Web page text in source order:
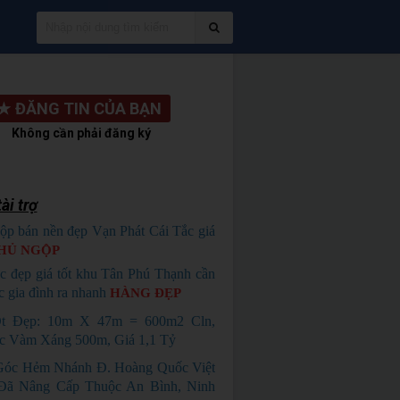
ĐĂNG TIN CỦA BẠN
Không cần phải đăng ký
trợ
bán nền đẹp Vạn Phát Cái Tắc giá
NGỘP
đẹp giá tốt khu Tân Phú Thạnh cần
gia đình ra nhanh HÀNG ĐẸP
Đẹp: 10m X 47m = 600m2 Cln,
Vàm Xáng 500m, Giá 1,1 Tỷ
Hẻm Nhánh Đ. Hoàng Quốc Việt
Nâng Cấp Thuộc An Bình, Ninh